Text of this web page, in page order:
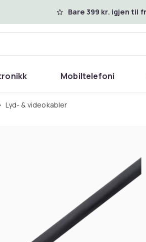
Bare 399 kr. igjen til
Mobiltelefoni
Lyd- & videokabler